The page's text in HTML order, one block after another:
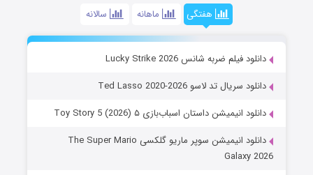
هفتگی ماهانه سالانه
دانلود فیلم ضربه شانس Lucky Strike 2026
دانلود سریال تد لاسو Ted Lasso 2020-2026
دانلود انیمیشن داستان اسباب‌بازی ۵ Toy Story 5 (2026)
دانلود انیمیشن سوپر ماریو گلکسی The Super Mario
Galaxy 2026